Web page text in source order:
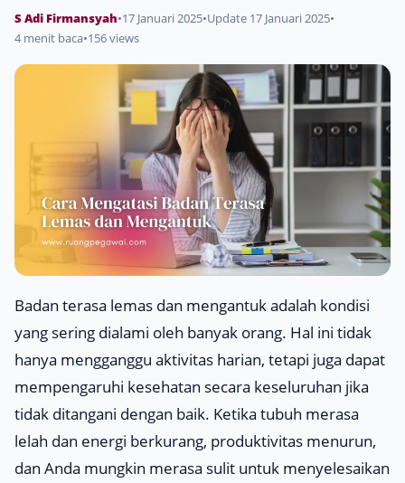
S Adi Firmansyah•17 Januari 2025•Update 17 Januari 2025•
4 menit baca•156 views
Badan terasa lemas dan mengantuk adalah kondisi
yang sering dialami oleh banyak orang. Hal ini tidak
hanya mengganggu aktivitas harian, tetapi juga dapat
mempengaruhi kesehatan secara keseluruhan jika
tidak ditangani dengan baik. Ketika tubuh merasa
lelah dan energi berkurang, produktivitas menurun,
dan Anda mungkin merasa sulit untuk menyelesaikan